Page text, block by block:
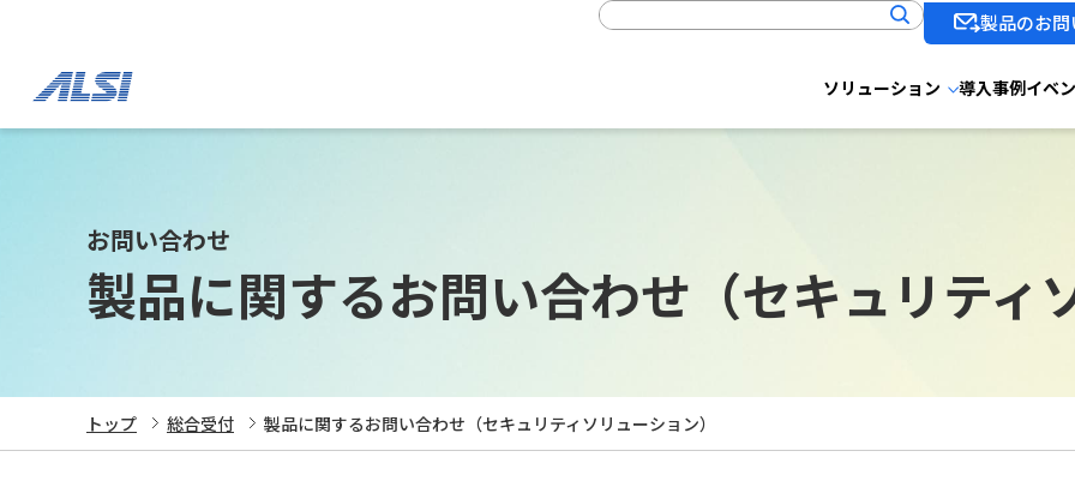
製品のお
ソリューション 導入事例イベ
お問い合わせ
製品に関するお問い合わせ（セキュリティ
トップ 総合受付 製品に関するお問い合わせ（セキュリティソリューション）